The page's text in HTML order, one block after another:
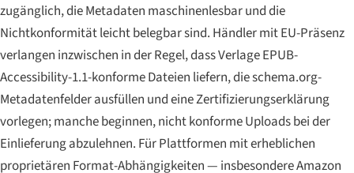
zugänglich, die Metadaten maschinenlesbar und die
Nichtkonformität leicht belegbar sind. Händler mit EU-Präsenz
verlangen inzwischen in der Regel, dass Verlage EPUB-
Accessibility-1.1-konforme Dateien liefern, die schema.org-
Metadatenfelder ausfüllen und eine Zertifizierungserklärung
vorlegen; manche beginnen, nicht konforme Uploads bei der
Einlieferung abzulehnen. Für Plattformen mit erheblichen
proprietären Format-Abhängigkeiten — insbesondere Amazon